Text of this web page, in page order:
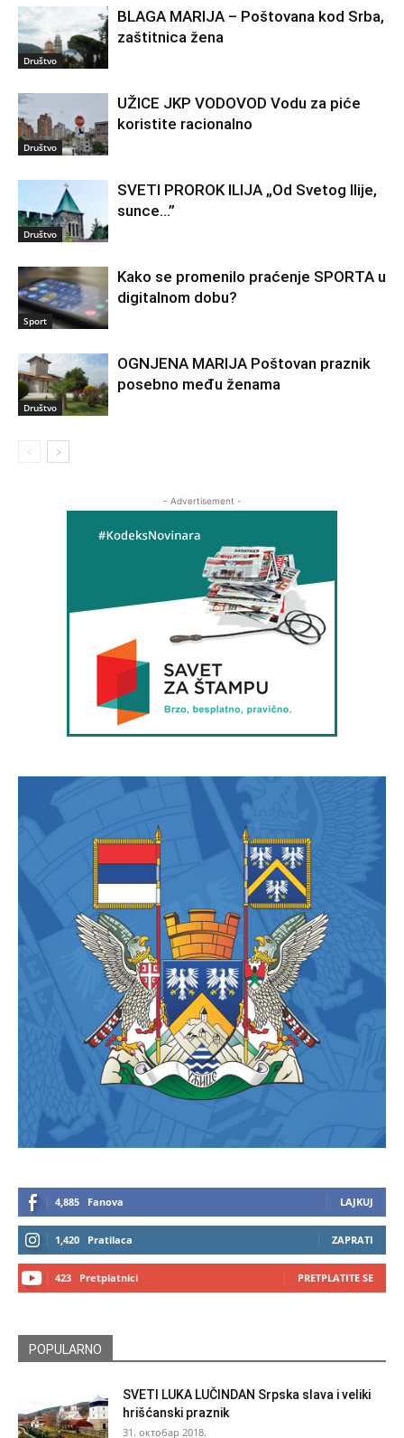
Društvo
BLAGA MARIJA – Poštovana kod Srba,
zaštitnica žena
Društvo
UŽICE JKP VODOVOD Vodu za piće
koristite racionalno
Društvo
SVETI PROROK ILIJA „Od Svetog Ilije,
sunce…”
Sport
Kako se promenilo praćenje SPORTA u
digitalnom dobu?
Društvo
OGNJENA MARIJA Poštovan praznik
posebno među ženama
- Advertisement -
4,885 Fanova LAJKUJ
1,420 Pratilaca ZAPRATI
423 Pretplatnici PRETPLATITE SE
POPULARNO
SVETI LUKA LUČINDAN Srpska slava i veliki
hrišćanski praznik
31. октобар 2018.